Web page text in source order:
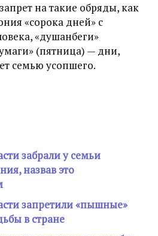
на такие обряды, как
«сорока дней» с
«душанбеги»
(пятница) — дни,
семью усопшего.
забрали у семьи
назвав это
запретили «пышные»
в стране